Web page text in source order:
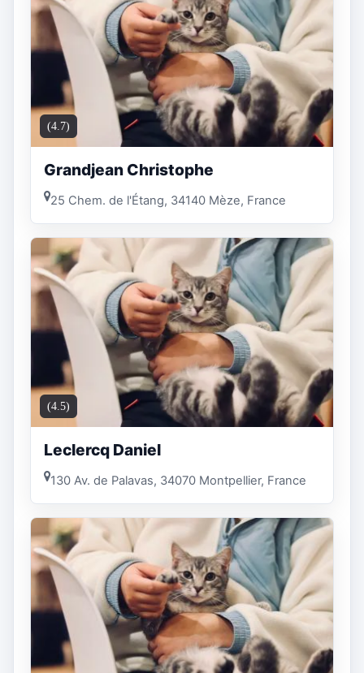
(4.7)
Grandjean Christophe
25 Chem. de l'Étang, 34140 Mèze, France
(4.5)
Leclercq Daniel
130 Av. de Palavas, 34070 Montpellier, France